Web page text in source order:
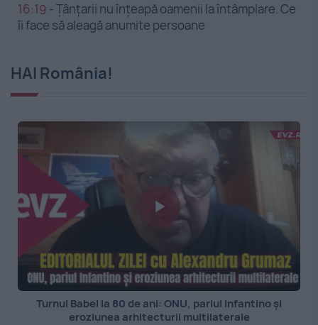
16:19 -Țânțarii nu înțeapă oamenii la întâmplare. Ce
îi face să aleagă anumite persoane
HAI România!
Turnul Babel la 80 de ani: ONU, pariul Infantino și
eroziunea arhitecturii multilaterale